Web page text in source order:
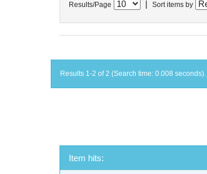
Results/Page Sort items by
Results 1-2 of 2 (Search time: 0.008 seconds).
Item hits: